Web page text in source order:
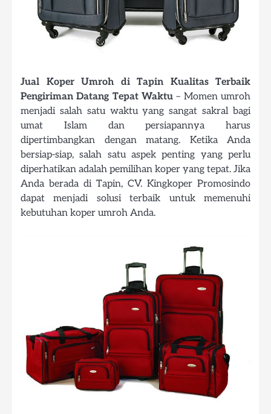
Jual Koper Umroh di Tapin Kualitas Terbaik
Pengiriman Datang Tepat Waktu – Momen umroh
menjadi salah satu waktu yang sangat sakral bagi
umat Islam dan persiapannya harus
dipertimbangkan dengan matang. Ketika Anda
bersiap-siap, salah satu aspek penting yang perlu
diperhatikan adalah pemilihan koper yang tepat. Jika
Anda berada di Tapin, CV. Kingkoper Promosindo
dapat menjadi solusi terbaik untuk memenuhi
kebutuhan koper umroh Anda.